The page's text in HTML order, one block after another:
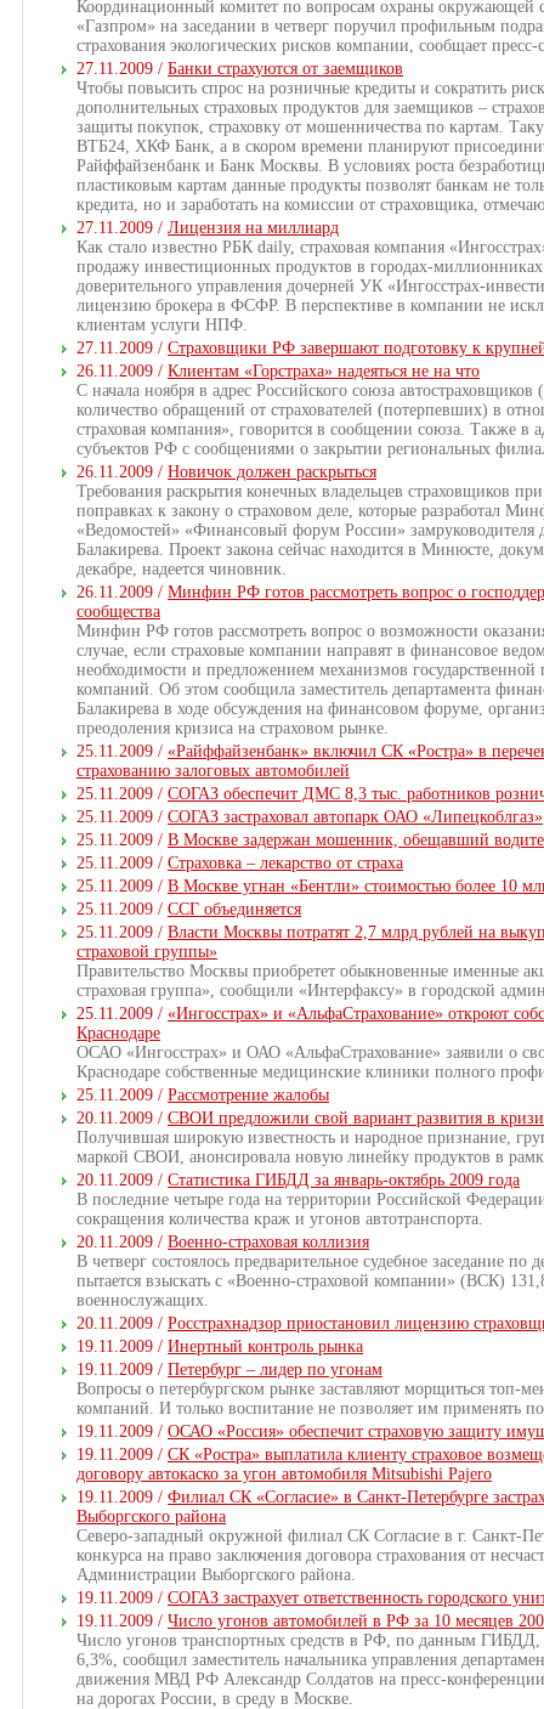
Координационный комитет по вопросам охраны окружающей
«Газпром» на заседании в четверг поручил профильным
страхования экологических рисков компании, сообщает
27.11.2009 / Банки страхуются от заемщиков
Чтобы повысить спрос на розничные кредиты и сократить
дополнительных страховых продуктов для заемщиков –
защиты покупок, страховку от мошенничества по картам.
ВТБ24, ХКФ Банк, а в скором времени планируют
Райффайзенбанк и Банк Москвы. В условиях роста
пластиковым картам данные продукты позволят банкам не
кредита, но и заработать на комиссии от страховщика,
27.11.2009 / Лицензия на миллиард
Как стало известно РБК daily, страховая компания
продажу инвестиционных продуктов в городах-
доверительного управления дочерней УК «Ингосстрах-
лицензию брокера в ФСФР. В перспективе в компании не
клиентам услуги НПФ.
27.11.2009 / Страховщики РФ завершают подготовку к
26.11.2009 / Клиентам «Горстраха» надеяться не на что
С начала ноября в адрес Российского союза
количество обращений от страхователей (потерпевших) в
страховая компания», говорится в сообщении союза. Также в
субъектов РФ с сообщениями о закрытии региональных
26.11.2009 / Новичок должен раскрыться
Требования раскрытия конечных владельцев страховщиков
поправках к закону о страховом деле, которые разработал
«Ведомостей» «Финансовый форум России» замруководителя
Балакирева. Проект закона сейчас находится в Минюсте,
декабре, надеется чиновник.
26.11.2009 / Минфин РФ готов рассмотреть вопрос о
сообщества
Минфин РФ готов рассмотреть вопрос о возможности
случае, если страховые компании направят в финансовое
необходимости и предложением механизмов
компаний. Об этом сообщила заместитель департамента
Балакирева в ходе обсуждения на финансовом форуме,
преодоления кризиса на страховом рынке.
25.11.2009 / «Райффайзенбанк» включил СК «Ростра» в
страхованию залоговых автомобилей
25.11.2009 / СОГАЗ обеспечит ДМС 8,3 тыс. работников
25.11.2009 / СОГАЗ застраховал автопарк ОАО «Липецкоблгаз»
25.11.2009 / В Москве задержан мошенник, обещавший
25.11.2009 / Страховка – лекарство от страха
25.11.2009 / В Москве угнан «Бентли» стоимостью более 10
25.11.2009 / ССГ объединяется
25.11.2009 / Власти Москвы потратят 2,7 млрд рублей на
страховой группы»
Правительство Москвы приобретет обыкновенные именные
страховая группа», сообщили «Интерфаксу» в городской
25.11.2009 / «Ингосстрах» и «АльфаСтрахование» откроют
Краснодаре
ОСАО «Ингосстрах» и ОАО «АльфаСтрахование» заявили о
Краснодаре собственные медицинские клиники полного
25.11.2009 / Рассмотрение жалобы
20.11.2009 / СВОИ предложили свой вариант развития в
Получившая широкую известность и народное признание,
маркой СВОИ, анонсировала новую линейку продуктов в
20.11.2009 / Статистика ГИБДД за январь-октябрь 2009 года
В последние четыре года на территории Российской
сокращения количества краж и угонов автотранспорта.
20.11.2009 / Военно-страховая коллизия
В четверг состоялось предварительное судебное заседание
пытается взыскать с «Военно-страховой компании» (ВСК)
военнослужащих.
20.11.2009 / Росстрахнадзор приостановил лицензию
19.11.2009 / Инертный контроль рынка
19.11.2009 / Петербург – лидер по угонам
Вопросы о петербургском рынке заставляют морщиться топ-
компаний. И только воспитание не позволяет им применять
19.11.2009 / ОСАО «Россия» обеспечит страховую защиту
19.11.2009 / СК «Ростра» выплатила клиенту страховое
договору автокаско за угон автомобиля Mitsubishi Pajero
19.11.2009 / Филиал СК «Согласие» в Санкт-Петербурге
Выборгского района
Северо-западный окружной филиал СК Согласие в г. Санкт-
конкурса на право заключения договора страхования от
Администрации Выборгского района.
19.11.2009 / СОГАЗ застрахует ответственность городского
19.11.2009 / Число угонов автомобилей в РФ за 10 месяцев
Число угонов транспортных средств в РФ, по данным ГИБДД,
6,3%, сообщил заместитель начальника управления
движения МВД РФ Александр Солдатов на пресс-
на дорогах России, в среду в Москве.